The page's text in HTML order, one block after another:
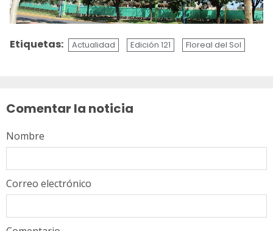
Etiquetas: Actualidad Edición 121 Floreal del Sol
Comentar la noticia
Nombre
Correo electrónico